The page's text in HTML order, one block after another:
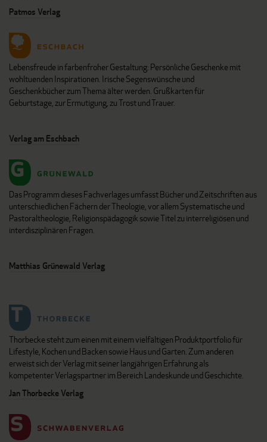
Patmos Verlag
Lebensfreude in farbenfroher Gestaltung: Persönliche Geschenke mit
wohltuenden Inspirationen. Irische Segenswünsche und
Geschenkbücher zum Thema älter werden. Grußkarten für
Geburtstage, zur Ermutigung, zu Trost und Trauer.
Verlag am Eschbach
Das Programm dieses Fachverlages umfasst Bücher und Zeitschriften aus
unterschiedlichen Fächern der Theologie, vor allem Systematische und
Pastoraltheologie, Religionspädagogik sowie Titel zu interreligiösen und
interdisziplinären Fragen.
Matthias Grünewald Verlag
Thorbecke steht zum einen mit einem vielfältigen Produktportfolio für
Lifestyle, Kochen und Backen sowie Haus und Garten. Zum anderen
erweist sich der Verlag mit seiner langjährigen Erfahrung als
kompetenter Verlagspartner im Bereich Landeskunde und Geschichte.
Jan Thorbecke Verlag